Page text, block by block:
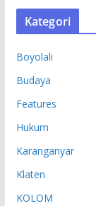
S
Kategori
Boyolali
Budaya
Features
Hukum
Karanganyar
Klaten
KOLOM